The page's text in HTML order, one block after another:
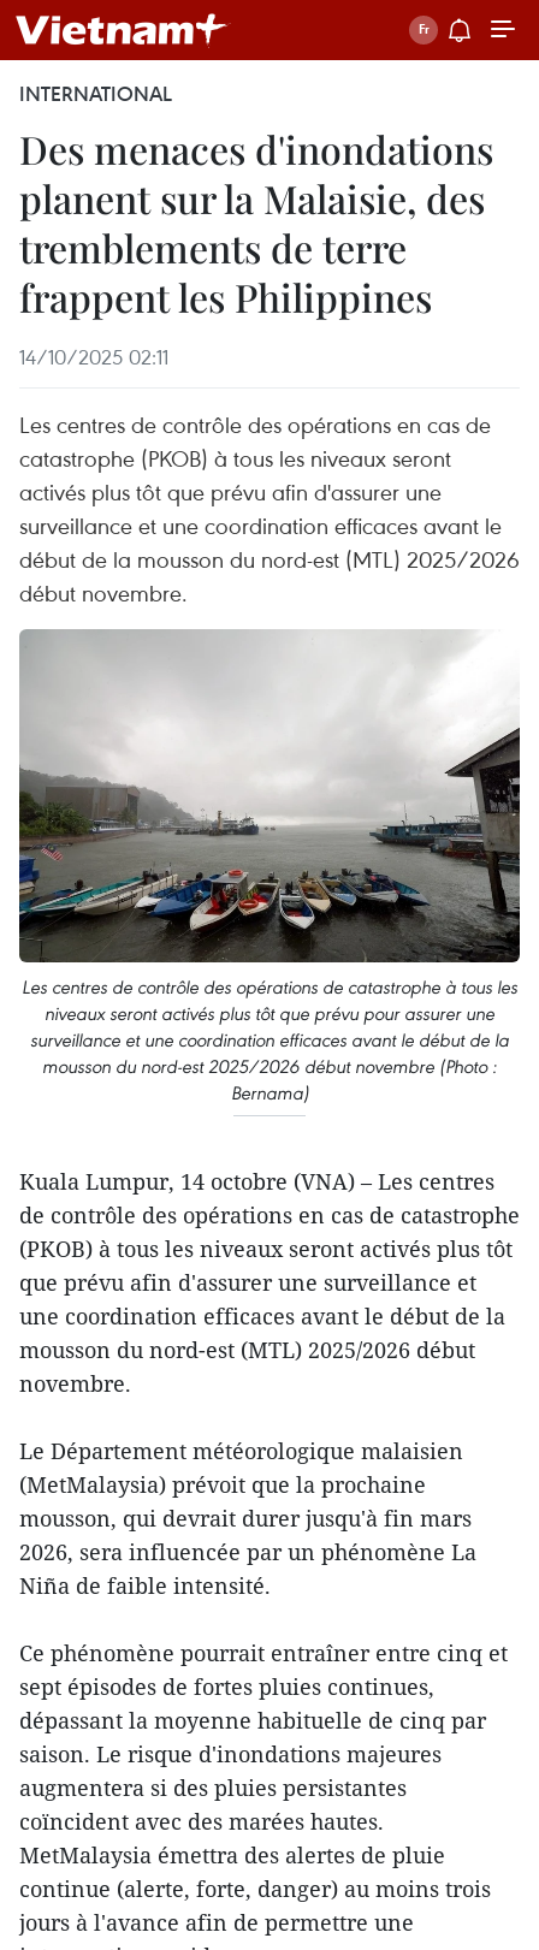
INTERNATIONAL
Des menaces d'inondations
planent sur la Malaisie, des
tremblements de terre
frappent les Philippines
14/10/2025 02:11
Les centres de contrôle des opérations en cas de
catastrophe (PKOB) à tous les niveaux seront
activés plus tôt que prévu afin d'assurer une
surveillance et une coordination efficaces avant le
début de la mousson du nord-est (MTL) 2025/2026
début novembre.
Les centres de contrôle des opérations de catastrophe à tous les
niveaux seront activés plus tôt que prévu pour assurer une
surveillance et une coordination efficaces avant le début de la
mousson du nord-est 2025/2026 début novembre (Photo :
Bernama)
Kuala Lumpur, 14 octobre (VNA) – Les centres
de contrôle des opérations en cas de catastrophe
(PKOB) à tous les niveaux seront activés plus tôt
que prévu afin d'assurer une surveillance et
une coordination efficaces avant le début de la
mousson du nord-est (MTL) 2025/2026 début
novembre.
Le Département météorologique malaisien
(MetMalaysia) prévoit que la prochaine
mousson, qui devrait durer jusqu'à fin mars
2026, sera influencée par un phénomène La
Niña de faible intensité.
Ce phénomène pourrait entraîner entre cinq et
sept épisodes de fortes pluies continues,
dépassant la moyenne habituelle de cinq par
saison. Le risque d'inondations majeures
augmentera si des pluies persistantes
coïncident avec des marées hautes.
MetMalaysia émettra des alertes de pluie
continue (alerte, forte, danger) au moins trois
jours à l'avance afin de permettre une